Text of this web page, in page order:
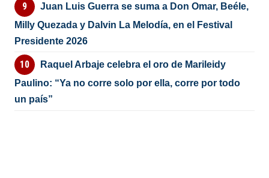
Juan Luis Guerra se suma a Don Omar, Beéle,
Milly Quezada y Dalvin La Melodía, en el Festival
Presidente 2026
Raquel Arbaje celebra el oro de Marileidy
Paulino: “Ya no corre solo por ella, corre por todo
un país”